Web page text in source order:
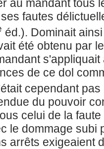
au mandant tous
fautes
éd.). Dominait
été obtenu par
de ce dol
cependant
du pouvoir
celui de la
le dommage subi
arrêts exigeaient